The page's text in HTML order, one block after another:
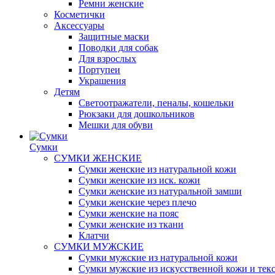
Ремни женские
Косметички
Аксессуары
Защитные маски
Поводки для собак
Для взрослых
Портупеи
Украшения
Детям
Светоотражатели, пеналы, кошельки
Рюкзаки для дошкольников
Мешки для обуви
Сумки
СУМКИ ЖЕНСКИЕ
Сумки женские из натуральной кожи
Сумки женские из иск. кожи
Сумки женские из натуральной замши
Сумки женские через плечо
Сумки женские на пояс
Сумки женские из ткани
Клатчи
СУМКИ МУЖСКИЕ
Сумки мужские из натуральной кожи
Сумки мужские из искусственной кожи и